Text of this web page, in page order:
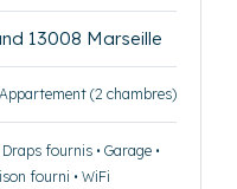
13008 Marseille
(2 chambres)
fournis • Garage •
fourni • WiFi